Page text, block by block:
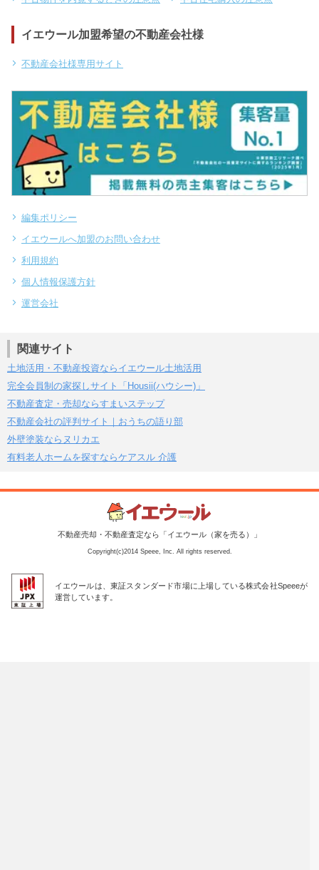
イエウール加盟希望の不動産会社様
不動産会社様専用サイト
編集ポリシー
イエウールへ加盟のお問い合わせ
利用規約
個人情報保護方針
運営会社
関連サイト
土地活用・不動産投資ならイエウール土地活用
完全会員制の家探しサイト「Housii(ハウシー)」
不動産査定・売却ならすまいステップ
不動産会社の評判サイト｜おうちの語り部
外壁塗装ならヌリカエ
有料老人ホームを探すならケアスル 介護
不動産売却・不動産査定なら「イエウール（家を売る）」
Copyright(c)2014 Speee, Inc. All rights reserved.
イエウールは、東証スタンダード市場に上場している株式会社Speeeが
運営しています。